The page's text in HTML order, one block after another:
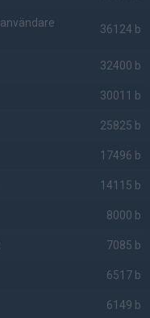
36124 b
32400 b
30011 b
25825 b
17496 b
14115 b
8000 b
7085 b
6517 b
6149 b